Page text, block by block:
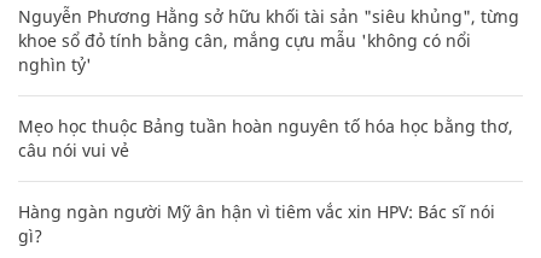
Nguyễn Phương Hằng sở hữu khối tài sản "siêu khủng", từng
khoe sổ đỏ tính bằng cân, mắng cựu mẫu 'không có nổi
nghìn tỷ'
Mẹo học thuộc Bảng tuần hoàn nguyên tố hóa học bằng thơ,
câu nói vui vẻ
Hàng ngàn người Mỹ ân hận vì tiêm vắc xin HPV: Bác sĩ nói
gì?